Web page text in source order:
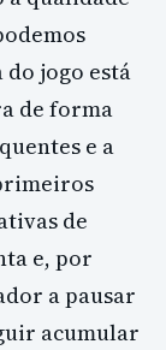
jogo está
de forma
e a
de
e, por
a pausar
acumular